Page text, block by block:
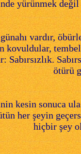
yürünmek
vardır,
kovuldular,
Sabırsızlık.
ötürü
kesin sonuca
her şeyin
hiçbir şey